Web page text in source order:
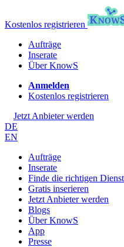
Kostenlos registrieren
Aufträge
Inserate
Über KnowS
Anmelden
Kostenlos registrieren
Jetzt Anbieter werden
DE
EN
Aufträge
Inserate
Finde die richtigen
Gratis inserieren
Jetzt Anbieter werden
Blogs
Über KnowS
App
Presse